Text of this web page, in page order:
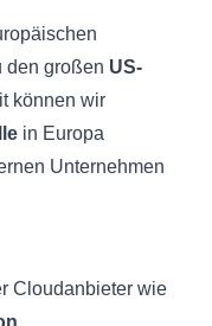
den großen US-
können wir
in Europa
Unternehmen
Cloudanbieter wie